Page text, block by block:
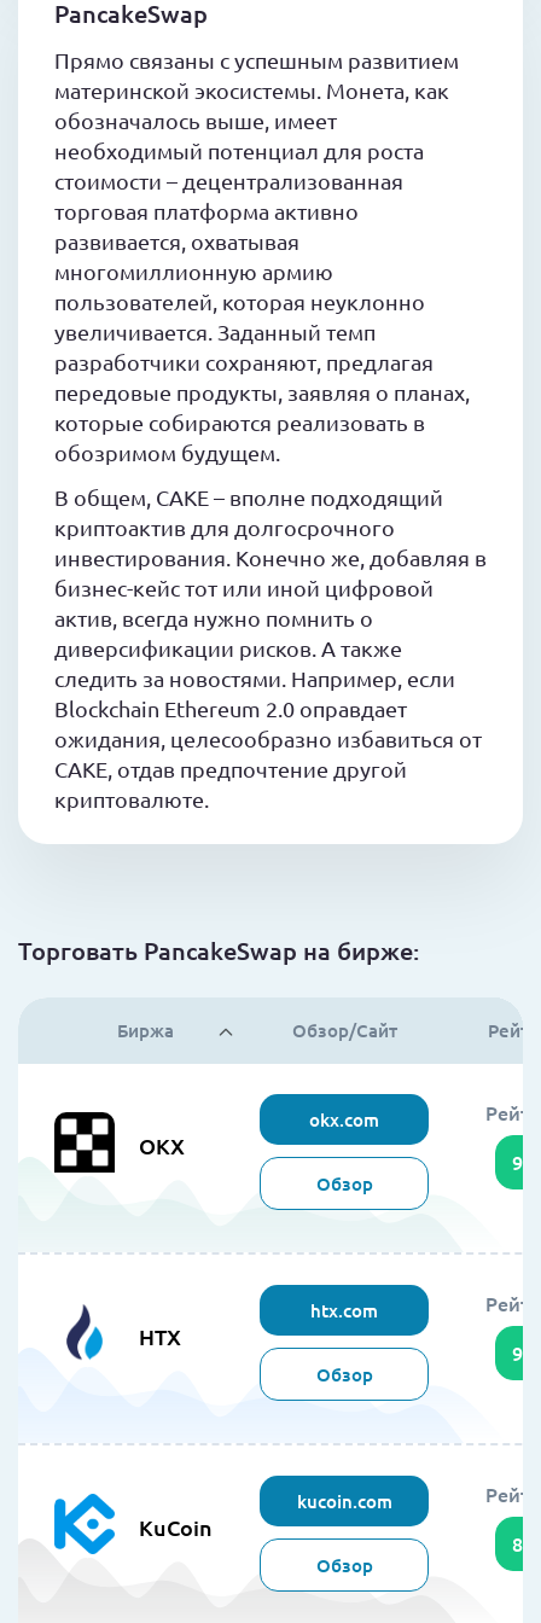
PancakeSwap
Прямо связаны с успешным развитием
материнской экосистемы. Монета, как
обозначалось выше, имеет
необходимый потенциал для роста
стоимости – децентрализованная
торговая платформа активно
развивается, охватывая
многомиллионную армию
пользователей, которая неуклонно
увеличивается. Заданный темп
разработчики сохраняют, предлагая
передовые продукты, заявляя о планах,
которые собираются реализовать в
обозримом будущем.
В общем, CAKE – вполне подходящий
криптоактив для долгосрочного
инвестирования. Конечно же, добавляя в
бизнес-кейс тот или иной цифровой
актив, всегда нужно помнить о
диверсификации рисков. А также
следить за новостями. Например, если
Blockchain Ethereum 2.0 оправдает
ожидания, целесообразно избавиться от
CAKE, отдав предпочтение другой
криптовалюте.
Торговать PancakeSwap на бирже:
Биржа Обзор/Сайт
OKX
okx.com
Обзор
95
HTX
htx.com
Обзор
94
KuCoin
kucoin.com
Обзор
89